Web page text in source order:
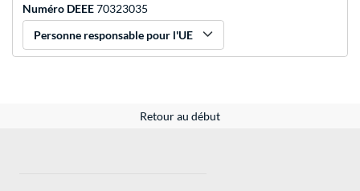
Numéro DEEE70323035
Personne responsable pour l'UE
Retour au début